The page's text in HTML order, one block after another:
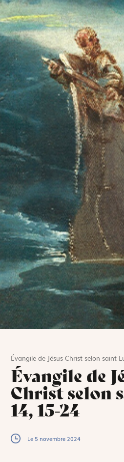
Évangile de Jésus Christ selon saint
Évangile de
Christ selon
14, 15-24
Le 5 novembre 2024